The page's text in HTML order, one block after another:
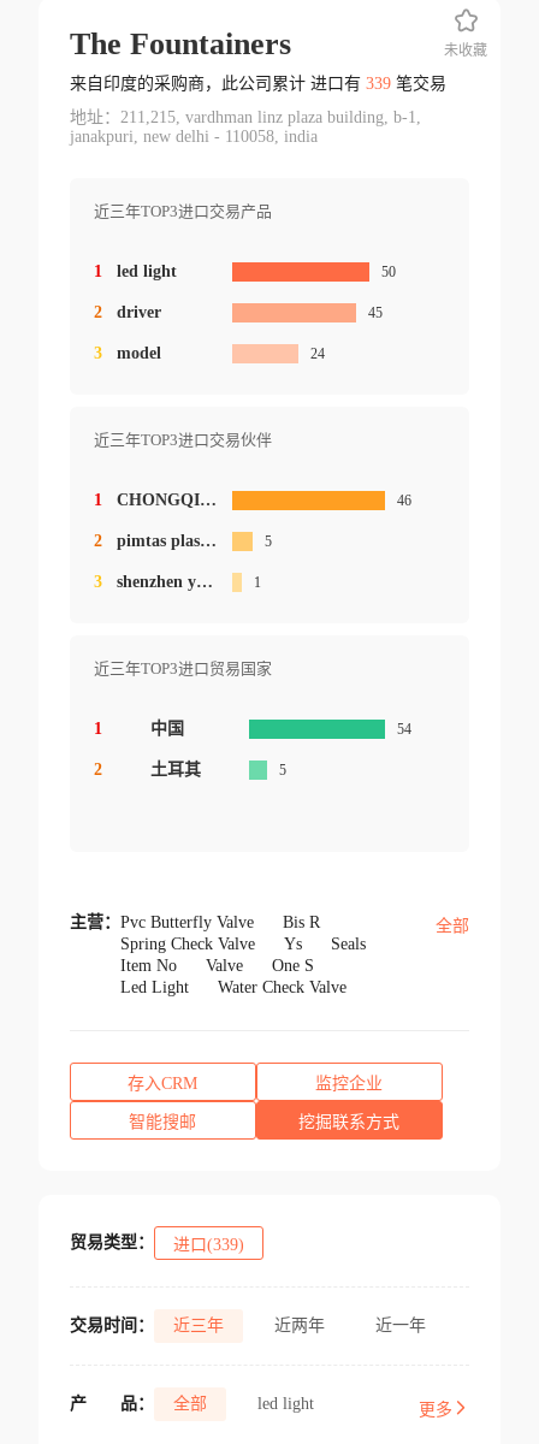
The Fountainers
来自印度的采购商，此公司累计 进口有 339笔交易
地址：211,215, vardhman linz plaza building, b-1,
janakpuri, new delhi - 110058, india
近三年TOP3进口交易产品
1 led light 50
2 driver 45
3 model 24
近三年TOP3进口交易伙伴
1 CHONGQING XINYUANHUI OPTO ELECTRONICS 46
2 pimtas plastik ins.malz.san.tic.a. 5
3 shenzhen yanshuoda technologies co.ltd. 1
近三年TOP3进口贸易国家
1 中国 54
2 土耳其 5
未收藏
主营： Pvc Butterfly Valve
Bis R
Spring Check Valve
Ys
Seals
Item No
Valve
One S
Led Light
Water Check Valve
全部
存入CRM 监控企业
智能搜邮 挖掘联系方式
贸易类型： 进口(339)
交易时间： 近三年 近两年 近一年
产 品： 全部 led light 更多